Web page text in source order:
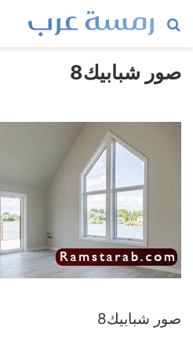
بحث
صور شبابيك8
صور شبابيك8